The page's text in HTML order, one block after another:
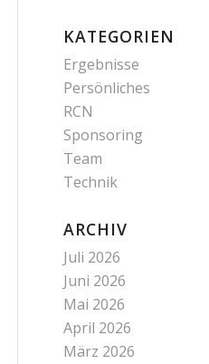
KATEGORIEN
Ergebnisse
Persönliches
RCN
Sponsoring
Team
Technik
ARCHIV
Juli 2026
Juni 2026
Mai 2026
April 2026
März 2026